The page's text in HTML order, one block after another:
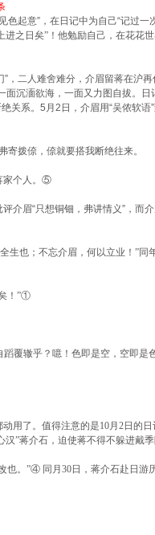
色起意”，在日记中为自己“记过
之日矣”！ 他勉励自己，在花花
二人难舍难分，介眉留蒋在沪再
沉湎欲海，一面又力图自拔。日
系。5月2日，介眉用“吴侬软语”
拨倷，倷就要搭我断绝往来。
家个人。⑤
介眉“只想铜钿，弗讲情义”，而
生也；不忘介眉，何以立业！”同
！”①
覆辙乎？噫！色即是空，空即是
用了。值得注意的是10月2日的日
”蒋介石，迫使蒋不得不躲进戴季
也。”④ 同月30日，蒋介石赴日游